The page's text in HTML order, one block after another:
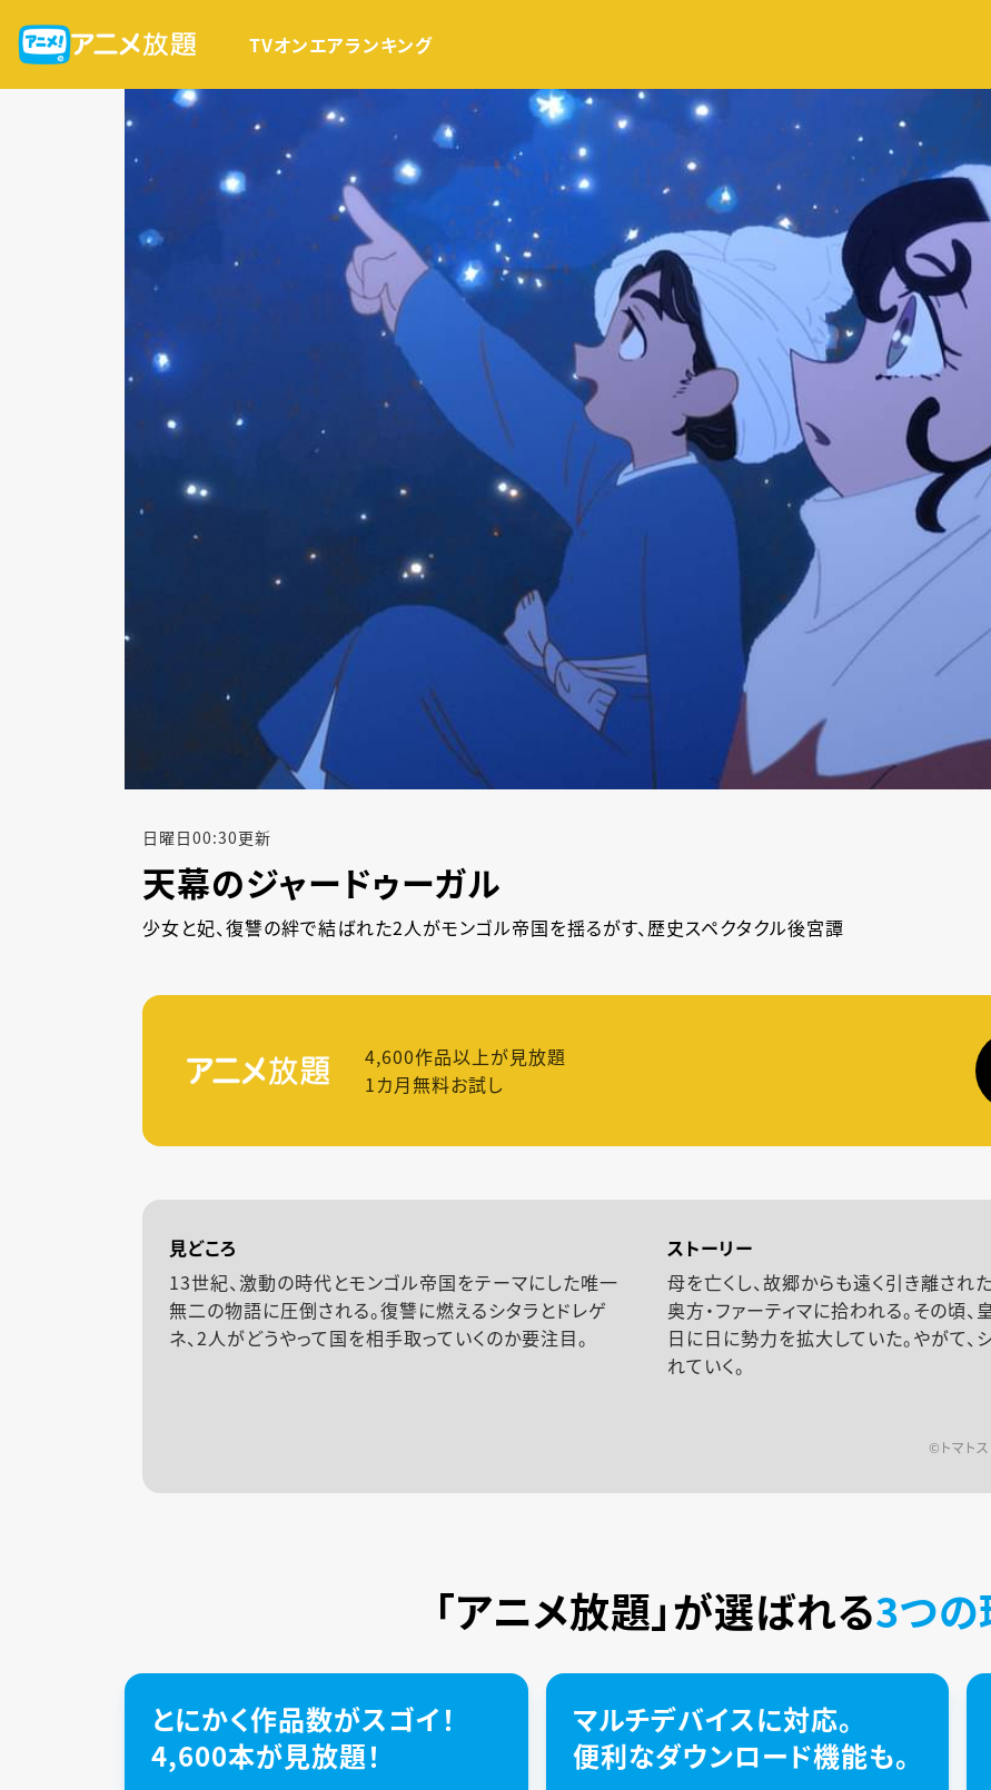
TVオンエアランキング
日 曜日00:30更新
天幕のジャードゥーガル
少女と妃、復讐の絆で結ばれた2人がモンゴル帝国を揺るがす、歴史スペクタクル後宮譚
4,600作品以上が見放題
1カ月無料お試し
見どころ
13世紀、激動の時代とモンゴル帝国をテーマにした唯一
無二の物語に圧倒される。復讐に燃えるシタラとドレゲ
ネ、2人がどうやって国を相手取っていくのか要注目。
ストーリー
母を亡くし、故郷からも遠く引き離され
奥方・ファーティマに拾われる。その頃
日に日に勢力を拡大していた。やがて
れていく。
©トマト
「アニメ放題」が選ばれる3つの
とにかく作品数がスゴイ！
4,600本が見放題！
マルチデバイスに対応。
便利なダウンロード機能も。